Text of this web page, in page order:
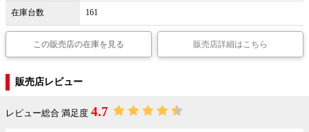
在庫台数
161
この販売店の在庫を見る 販売店詳細はこちら
販売店レビュー
レビュー総合 満足度 4.7